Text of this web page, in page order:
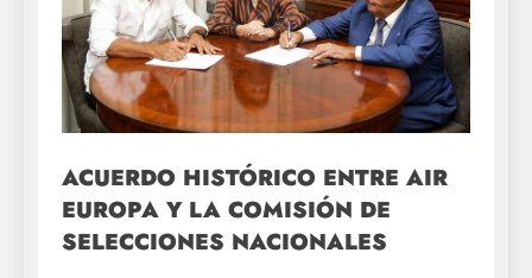
ACUERDO HISTÓRICO ENTRE AIR
EUROPA Y LA COMISIÓN DE
SELECCIONES NACIONALES